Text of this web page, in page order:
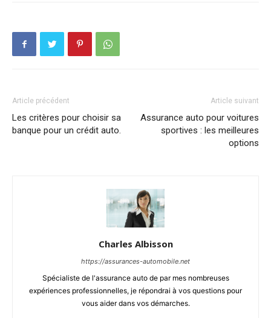
Article précédent
Les critères pour choisir sa
banque pour un crédit auto.
Article suivant
Assurance auto pour voitures
sportives : les meilleures
options
Charles Albisson
https://assurances-automobile.net
Spécialiste de l'assurance auto de par mes nombreuses
expériences professionnelles, je répondrai à vos questions pour
vous aider dans vos démarches.